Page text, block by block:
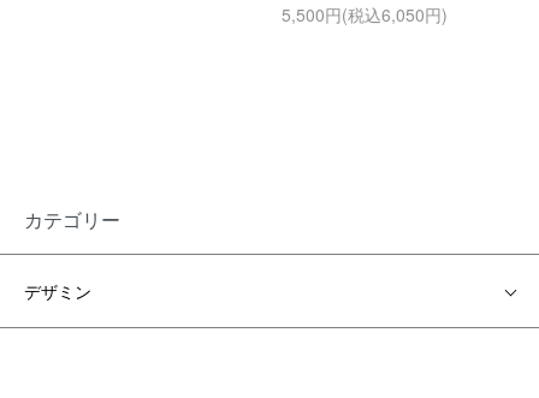
5,500円(税込6,050円)
カテゴリー
デザミン